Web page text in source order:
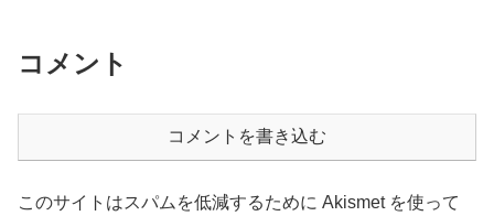
コメント
コメントを書き込む
このサイトはスパムを低減するために Akismet を使って